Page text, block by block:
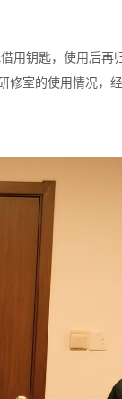
用钥匙，使用后再
修室的使用情况，